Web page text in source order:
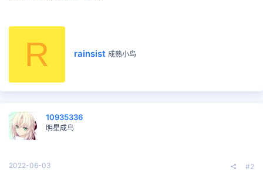
R
撰
rainsist 成熟小鸟
10935336
明星成鸟
2022-06-03 #2